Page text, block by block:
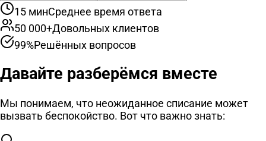
15 минСреднее время ответа
50 000+Довольных клиентов
99%Решённых вопросов
Давайте разберёмся вместе
Мы понимаем, что неожиданное списание может
вызвать беспокойство. Вот что важно знать: